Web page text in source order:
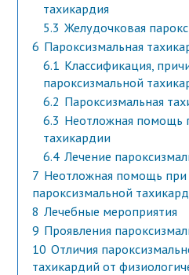
тахикардия
5.3 Желудочковая
6 Пароксизмальная
6.1 Классификация,
пароксизмальной
6.2 Пароксизмальная
6.3 Неотложная помощь
тахикардии
6.4 Лечение
7 Неотложная помощь
пароксизмальной
8 Лечебные мероприятия
9 Проявления
10 Отличия
тахикардий от